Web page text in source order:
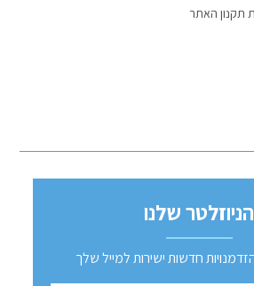
תקנון האתר
הניוזלטר שלנו
חדשות ישירות למייל שלך